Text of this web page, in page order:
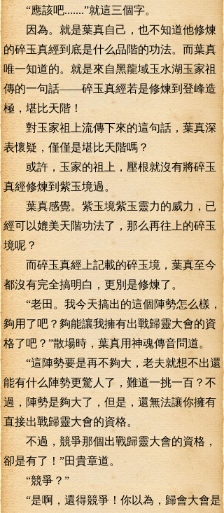
“應該吧.......”就這三個字。
因為。就是葉真自己，也不知道他修煉
的碎玉真經到底是什么品階的功法。而葉真
唯一知道的。就是來自黑龍域玉水湖玉家祖
傳的一句話——碎玉真經若是修煉到登峰造
極，堪比天階！
對玉家祖上流傳下來的這句話，葉真深
表懷疑，僅僅是堪比天階嗎？
或許，玉家的祖上，壓根就沒有將碎玉
真經修煉到紫玉境過。
葉真感覺。紫玉境紫玉靈力的威力，已
經可以媲美天階功法了，那么再往上的碎玉
境呢？
而碎玉真經上記載的碎玉境，葉真至今
都沒有完全搞明白，更別是修煉了。
“老田。我今天搞出的這個陣勢怎么樣，
夠用了吧？夠能讓我擁有出戰歸靈大會的資
格了吧？”散場時，葉真用神魂傳音問道。
“這陣勢要是再不夠大，老夫就想不出還
能有什么陣勢更驚人了，難道一挑一百？不
過，陣勢是夠大了，但是，還無法讓你擁有
直接出戰歸靈大會的資格。
不過，競爭那個出戰歸靈大會的資格，
卻是有了！”田貴章道。
“競爭？”
“是啊，還得競爭！你以為，歸會大會是